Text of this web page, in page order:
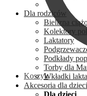
Koszyk
Dla rodziców
Bielizna
Kolektory
Laktatory
Podkłady
Torby dla
Wkładki
Akcesoria dla dzieci
Dla dzieci